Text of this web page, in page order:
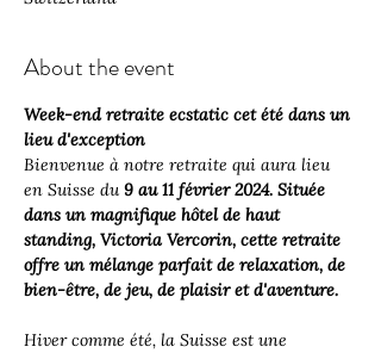
About the event
Week-end retraite ecstatic cet été dans un
lieu d'exception
Bienvenue à notre retraite qui aura lieu
en Suisse du 9 au 11 février 2024. Située
dans un magnifique hôtel de haut
standing, Victoria Vercorin, cette retraite
offre un mélange parfait de relaxation, de
bien-être, de jeu, de plaisir et d'aventure.
Hiver comme été, la Suisse est une